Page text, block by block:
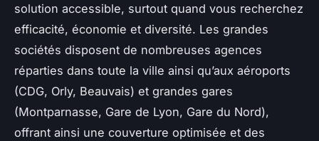
solution accessible, surtout quand vous recherchez
efficacité, économie et diversité. Les grandes
sociétés disposent de nombreuses agences
réparties dans toute la ville ainsi qu’aux aéroports
(CDG, Orly, Beauvais) et grandes gares
(Montparnasse, Gare de Lyon, Gare du Nord),
offrant ainsi une couverture optimisée et des